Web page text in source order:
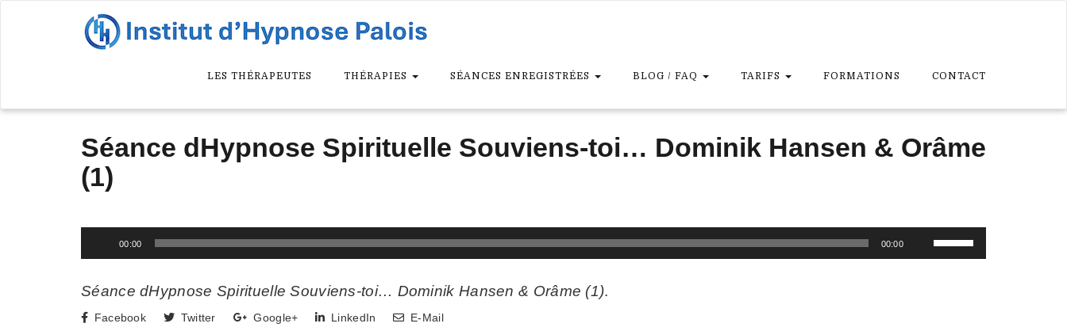
LES THÉRAPEUTES THÉRAPIES SÉANCES ENREGISTRÉES BLOG / FAQ TARIFS FORMATIONS CONTACT
Séance dHypnose Spirituelle Souviens-toi… Dominik Hansen & Orâme
(1)
00:00 00:00
Séance dHypnose Spirituelle Souviens-toi… Dominik Hansen & Orâme (1).
Facebook Twitter Google+ LinkedIn E-Mail